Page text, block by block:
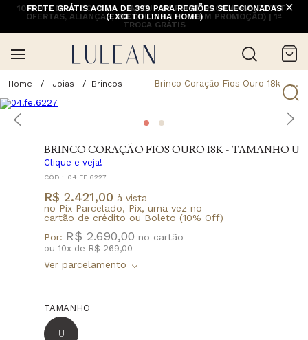
10% OFF NA 1ª COMPRA COM CUPOM PRIMEIRACOMPRA (EXCETO
OFERTAS, ALIANÇAS, RELÓGIOS E ITENS EM PROMOÇÃO) | 1ª
TROCA GRÁTIS
FRETE GRÁTIS ACIMA DE 399 PARA REGIÕES SELECIONADAS
(EXCETO LINHA HOME)
Joias Brincos Brinco Coração Fios Ouro 18k - Tamanho U
BRINCO CORAÇÃO FIOS OURO 18K - TAMANHO U
Clique e veja!
CÓD.: 04.FE.6227
R$ 2.421,00 à vista
no Pix Parcelado, Pix, uma vez no
cartão de crédito ou Boleto (10% Off)
Por: R$ 2.690,00
ou 10x de R$ 269,00
TAMANHO
U